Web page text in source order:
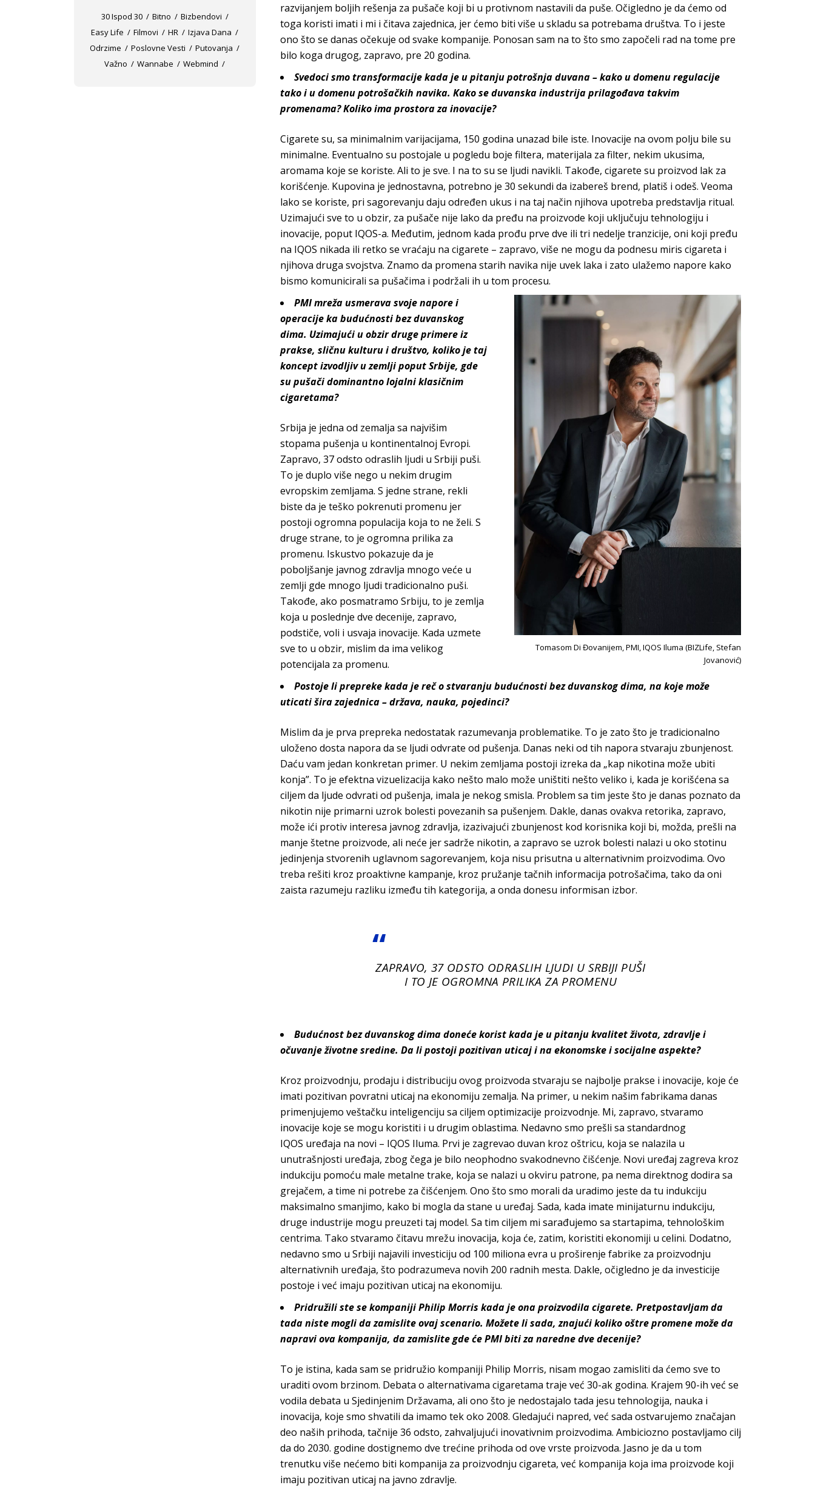
razvijanjem boljih rešenja za pušače koji bi u protivnom nastavili da puše. Očigledno je da ćemo od
toga koristi imati i mi i čitava zajednica, jer ćemo biti više u skladu sa potrebama društva. To i jeste
ono što se danas očekuje od svake kompanije. Ponosan sam na to što smo započeli rad na tome pre
bilo koga drugog, zapravo, pre 20 godina.
Svedoci smo transformacije kada je u pitanju potrošnja duvana – kako u domenu regulacije
tako i u domenu potrošačkih navika. Kako se duvanska industrija prilagođava takvim
promenama? Koliko ima prostora za inovacije?
Cigarete su, sa minimalnim varijacijama, 150 godina unazad bile iste. Inovacije na ovom polju bile su
minimalne. Eventualno su postojale u pogledu boje filtera, materijala za filter, nekim ukusima,
aromama koje se koriste. Ali to je sve. I na to su se ljudi navikli. Takođe, cigarete su proizvod lak za
korišćenje. Kupovina je jednostavna, potrebno je 30 sekundi da izabereš brend, platiš i odeš. Veoma
lako se koriste, pri sagorevanju daju određen ukus i na taj način njihova upotreba predstavlja ritual.
Uzimajući sve to u obzir, za pušače nije lako da pređu na proizvode koji uključuju tehnologiju i
inovacije, poput IQOS-a. Međutim, jednom kada prođu prve dve ili tri nedelje tranzicije, oni koji pređu
na IQOS nikada ili retko se vraćaju na cigarete – zapravo, više ne mogu da podnesu miris cigareta i
njihova druga svojstva. Znamo da promena starih navika nije uvek laka i zato ulažemo napore kako
bismo komunicirali sa pušačima i podržali ih u tom procesu.
Tomasom Di Đovanijem, PMI, IQOS Iluma (BIZLife, Stefan
Jovanović)
PMI mreža usmerava svoje napore i
operacije ka budućnosti bez duvanskog
dima. Uzimajući u obzir druge primere iz
prakse, sličnu kulturu i društvo, koliko je taj
koncept izvodljiv u zemlji poput Srbije, gde
su pušači dominantno lojalni klasičnim
cigaretama?
Srbija je jedna od zemalja sa najvišim
stopama pušenja u kontinentalnoj Evropi.
Zapravo, 37 odsto odraslih ljudi u Srbiji puši.
To je duplo više nego u nekim drugim
evropskim zemljama. S jedne strane, rekli
biste da je teško pokrenuti promenu jer
postoji ogromna populacija koja to ne želi. S
druge strane, to je ogromna prilika za
promenu. Iskustvo pokazuje da je
poboljšanje javnog zdravlja mnogo veće u
zemlji gde mnogo ljudi tradicionalno puši.
Takođe, ako posmatramo Srbiju, to je zemlja
koja u poslednje dve decenije, zapravo,
podstiče, voli i usvaja inovacije. Kada uzmete
sve to u obzir, mislim da ima velikog
potencijala za promenu.
Postoje li prepreke kada je reč o stvaranju budućnosti bez duvanskog dima, na koje može
uticati šira zajednica – država, nauka, pojedinci?
Mislim da je prva prepreka nedostatak razumevanja problematike. To je zato što je tradicionalno
uloženo dosta napora da se ljudi odvrate od pušenja. Danas neki od tih napora stvaraju zbunjenost.
Daću vam jedan konkretan primer. U nekim zemljama postoji izreka da „kap nikotina može ubiti
konja”. To je efektna vizuelizacija kako nešto malo može uništiti nešto veliko i, kada je korišćena sa
ciljem da ljude odvrati od pušenja, imala je nekog smisla. Problem sa tim jeste što je danas poznato da
nikotin nije primarni uzrok bolesti povezanih sa pušenjem. Dakle, danas ovakva retorika, zapravo,
može ići protiv interesa javnog zdravlja, izazivajući zbunjenost kod korisnika koji bi, možda, prešli na
manje štetne proizvode, ali neće jer sadrže nikotin, a zapravo se uzrok bolesti nalazi u oko stotinu
jedinjenja stvorenih uglavnom sagorevanjem, koja nisu prisutna u alternativnim proizvodima. Ovo
treba rešiti kroz proaktivne kampanje, kroz pružanje tačnih informacija potrošačima, tako da oni
zaista razumeju razliku između tih kategorija, a onda donesu informisan izbor.
ZAPRAVO, 37 ODSTO ODRASLIH LJUDI U SRBIJI PUŠI
I TO JE OGROMNA PRILIKA ZA PROMENU
Budućnost bez duvanskog dima doneće korist kada je u pitanju kvalitet života, zdravlje i
očuvanje životne sredine. Da li postoji pozitivan uticaj i na ekonomske i socijalne aspekte?
Kroz proizvodnju, prodaju i distribuciju ovog proizvoda stvaraju se najbolje prakse i inovacije, koje će
imati pozitivan povratni uticaj na ekonomiju zemalja. Na primer, u nekim našim fabrikama danas
primenjujemo veštačku inteligenciju sa ciljem optimizacije proizvodnje. Mi, zapravo, stvaramo
inovacije koje se mogu koristiti i u drugim oblastima. Nedavno smo prešli sa standardnog
IQOS uređaja na novi – IQOS Iluma. Prvi je zagrevao duvan kroz oštricu, koja se nalazila u
unutrašnjosti uređaja, zbog čega je bilo neophodno svakodnevno čišćenje. Novi uređaj zagreva kroz
indukciju pomoću male metalne trake, koja se nalazi u okviru patrone, pa nema direktnog dodira sa
grejačem, a time ni potrebe za čišćenjem. Ono što smo morali da uradimo jeste da tu indukciju
maksimalno smanjimo, kako bi mogla da stane u uređaj. Sada, kada imate minijaturnu indukciju,
druge industrije mogu preuzeti taj model. Sa tim ciljem mi sarađujemo sa startapima, tehnološkim
centrima. Tako stvaramo čitavu mrežu inovacija, koja će, zatim, koristiti ekonomiji u celini. Dodatno,
nedavno smo u Srbiji najavili investiciju od 100 miliona evra u proširenje fabrike za proizvodnju
alternativnih uređaja, što podrazumeva novih 200 radnih mesta. Dakle, očigledno je da investicije
postoje i već imaju pozitivan uticaj na ekonomiju.
Pridružili ste se kompanijiPhilip Morris kada je ona proizvodila cigarete. Pretpostavljam da
tada niste mogli da zamislite ovaj scenario. Možete li sada, znajući koliko oštre promene može da
napravi ova kompanija, da zamislite gde će PMI biti za naredne dve decenije?
To je istina, kada sam se pridružio kompaniji Philip Morris, nisam mogao zamisliti da ćemo sve to
uraditi ovom brzinom. Debata o alternativama cigaretama traje već 30-ak godina. Krajem 90-ih već se
vodila debata u Sjedinjenim Državama, ali ono što je nedostajalo tada jesu tehnologija, nauka i
inovacija, koje smo shvatili da imamo tek oko 2008. Gledajući napred, već sada ostvarujemo značajan
deo naših prihoda, tačnije 36 odsto, zahvaljujući inovativnim proizvodima. Ambiciozno postavljamo cilj
da do 2030. godine dostignemo dve trećine prihoda od ove vrste proizvoda. Jasno je da u tom
trenutku više nećemo biti kompanija za proizvodnju cigareta, već kompanija koja ima proizvode koji
imaju pozitivan uticaj na javno zdravlje.
30 Ispod 30 Bitno
Bizbendovi
Easy Life
Filmovi HR
Izjava Dana
Odrzime
Poslovne Vesti
Putovanja
Važno
Wannabe Webmind